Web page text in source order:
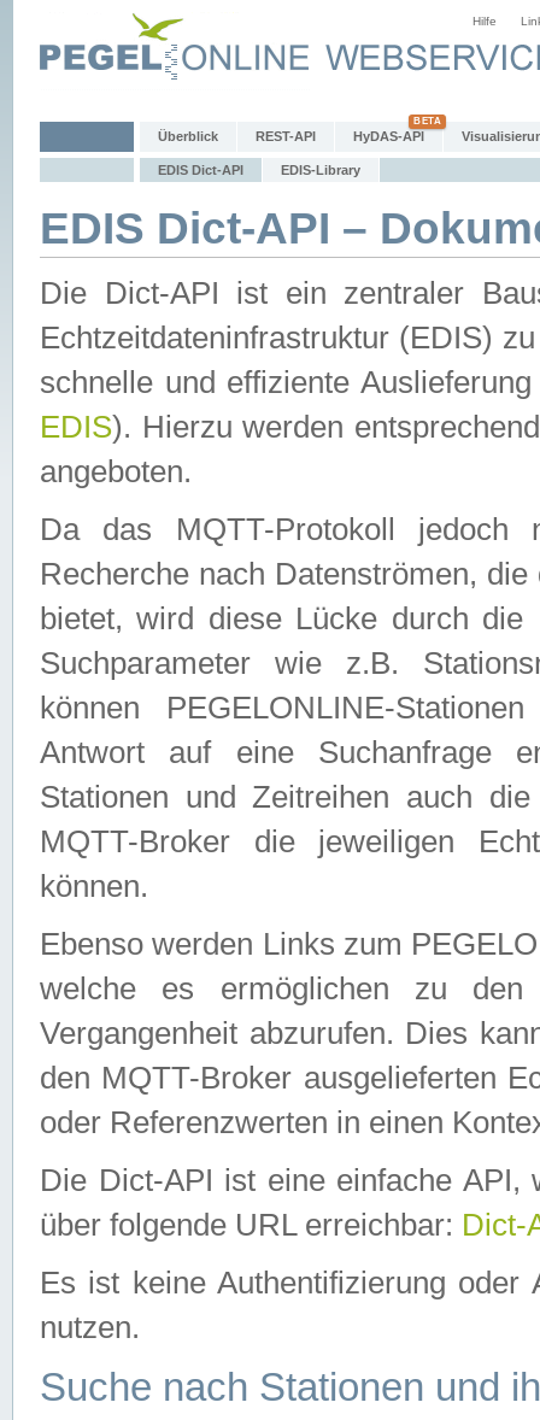
Hilfe
Überblick REST-API HyDAS-API
EDIS Dict-API EDIS-Library
EDIS Dict-API –
Die Dict-API ist ein zentraler
Echtzeitdateninfrastruktur (EDIS)
schnelle und effiziente
EDIS). Hierzu werden
angeboten.
Da das MQTT-Protokoll jedoch
Recherche nach Datenströmen,
bietet, wird diese Lücke durch die
Suchparameter wie z.B.
können PEGELONLINE-
Antwort auf eine Suchanfrage
Stationen und Zeitreihen auch
MQTT-Broker die jeweiligen
können.
Ebenso werden Links zum
welche es ermöglichen zu den
Vergangenheit abzurufen. Dies
den MQTT-Broker ausgelieferten
oder Referenzwerten in einen
Die Dict-API ist eine einfache API,
über folgende URL erreichbar: Dict-
Es ist keine Authentifizierung
nutzen.
Suche nach Stationen und